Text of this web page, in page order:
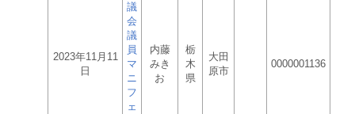
2023年11月11
日
議
会
議
員
マ
ニ
フ
ェ
内藤
みき
お
栃
木
県
大田
原市
0000001136